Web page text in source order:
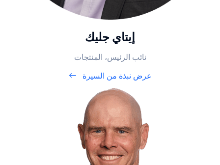
إيتاي جليك
نائب الرئيس، المنتجات
عرض نبذة من السيرة